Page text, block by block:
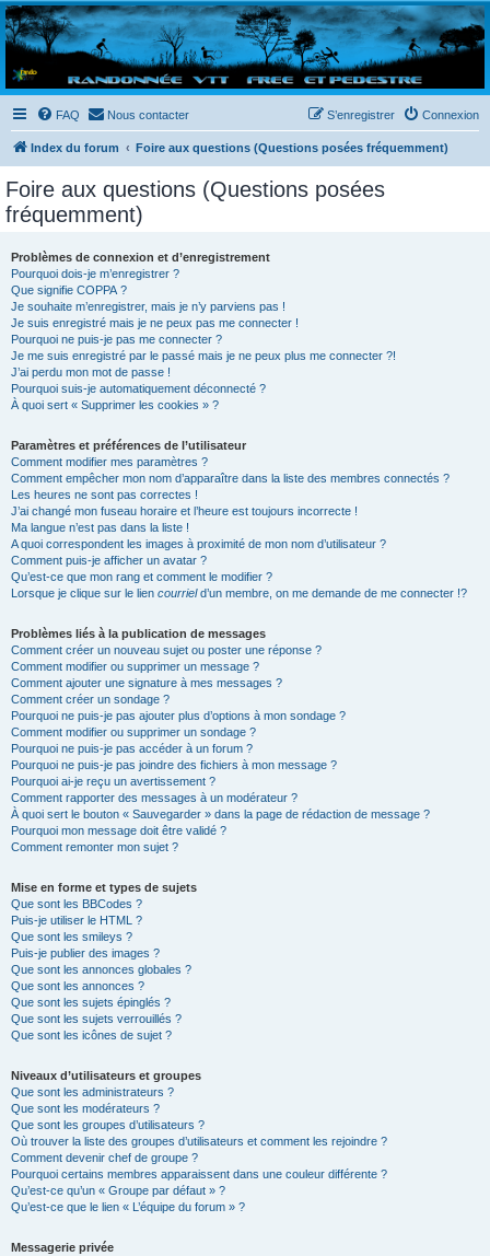
Randovttfree.fr
Bienvenue sur le site des randos vtt et pédestre de Bretagne . Bonne navigation sur le site
et bonnes randos dans l'Ouest !
FAQ Nous contacter Connexion
S’enregistrer
Index du forum Foire aux questions (Questions posées fréquemment)
Foire aux questions (Questions posées
fréquemment)
Problèmes de connexion et d’enregistrement
Pourquoi dois-je m’enregistrer ?
Que signifie COPPA ?
Je souhaite m’enregistrer, mais je n’y parviens pas !
Je suis enregistré mais je ne peux pas me connecter !
Pourquoi ne puis-je pas me connecter ?
Je me suis enregistré par le passé mais je ne peux plus me connecter ?!
J’ai perdu mon mot de passe !
Pourquoi suis-je automatiquement déconnecté ?
À quoi sert « Supprimer les cookies » ?
Paramètres et préférences de l’utilisateur
Comment modifier mes paramètres ?
Comment empêcher mon nom d’apparaître dans la liste des membres connectés ?
Les heures ne sont pas correctes !
J’ai changé mon fuseau horaire et l’heure est toujours incorrecte !
Ma langue n’est pas dans la liste !
A quoi correspondent les images à proximité de mon nom d’utilisateur ?
Comment puis-je afficher un avatar ?
Qu’est-ce que mon rang et comment le modifier ?
Lorsque je clique sur le lien courrield’un membre, on me demande de me connecter !?
Problèmes liés à la publication de messages
Comment créer un nouveau sujet ou poster une réponse ?
Comment modifier ou supprimer un message ?
Comment ajouter une signature à mes messages ?
Comment créer un sondage ?
Pourquoi ne puis-je pas ajouter plus d’options à mon sondage ?
Comment modifier ou supprimer un sondage ?
Pourquoi ne puis-je pas accéder à un forum ?
Pourquoi ne puis-je pas joindre des fichiers à mon message ?
Pourquoi ai-je reçu un avertissement ?
Comment rapporter des messages à un modérateur ?
À quoi sert le bouton « Sauvegarder » dans la page de rédaction de message ?
Pourquoi mon message doit être validé ?
Comment remonter mon sujet ?
Mise en forme et types de sujets
Que sont les BBCodes ?
Puis-je utiliser le HTML ?
Que sont les smileys ?
Puis-je publier des images ?
Que sont les annonces globales ?
Que sont les annonces ?
Que sont les sujets épinglés ?
Que sont les sujets verrouillés ?
Que sont les icônes de sujet ?
Niveaux d’utilisateurs et groupes
Que sont les administrateurs ?
Que sont les modérateurs ?
Que sont les groupes d’utilisateurs ?
Où trouver la liste des groupes d’utilisateurs et comment les rejoindre ?
Comment devenir chef de groupe ?
Pourquoi certains membres apparaissent dans une couleur différente ?
Qu’est-ce qu’un « Groupe par défaut » ?
Qu’est-ce que le lien « L’équipe du forum » ?
Messagerie privée